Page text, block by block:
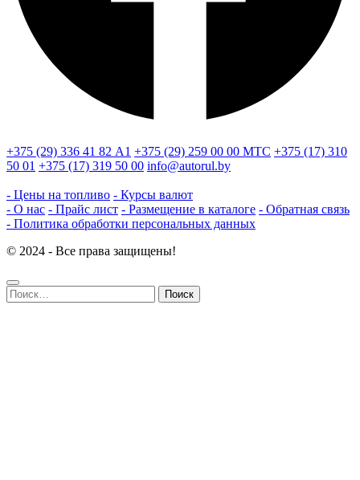
+375 (29) 336 41 82 А1 +375 (29) 259 00 00 МТС +375 (17) 310
50 01 +375 (17) 319 50 00 info@autorul.by
- Цены на топливо - Курсы валют
- О нас - Прайс лист - Размещение в каталоге - Обратная связь
- Политика обработки персональных данных
© 2024 - Все права защищены!
Найти: